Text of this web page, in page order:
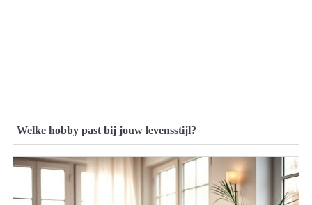
Welke hobby past bij jouw levensstijl?